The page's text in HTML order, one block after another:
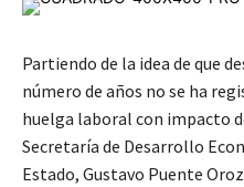
Partiendo de la idea de que
número de años no se ha
huelga laboral con impacto
Secretaría de Desarrollo
Estado, Gustavo Puente